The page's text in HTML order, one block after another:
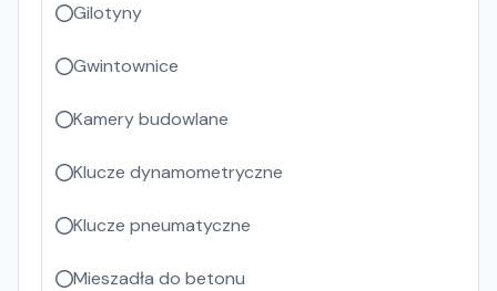
Gilotyny
Gwintownice
Kamery budowlane
Klucze dynamometryczne
Klucze pneumatyczne
Mieszadła do betonu